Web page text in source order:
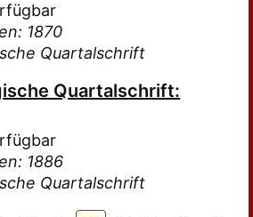
1870
Quartalschrift
Quartalschrift:
1886
Quartalschrift